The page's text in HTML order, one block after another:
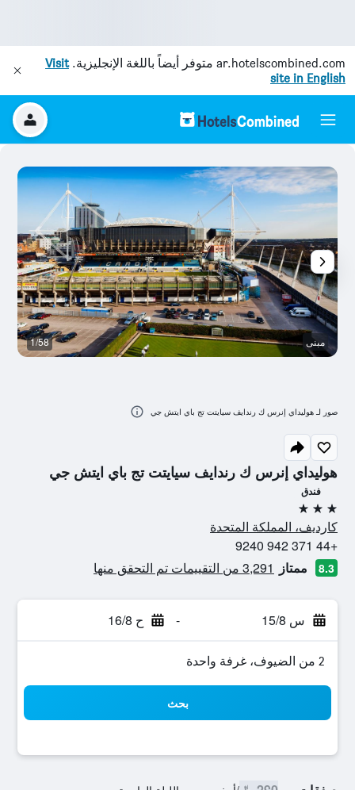
ar.hotelscombined.com متوفر أيضاً باللغة الإنجليزية.Visit
site in English
هوليداي إنرس ك رندايف سيايتت تج باي ايتش جي
فندق
3 نجوم
كارديف، المملكة المتحدة
+44 371 942 9240
8.3 ممتاز 3,291 من التقييمات تم التحقق منها
س 15/8 - ح 16/8
2 من الضيوف، غرفة واحدة
بحث
مبنى 1/58
صور لـ هوليداي إنرس ك رندايف سيايتت تج باي ايتش جي